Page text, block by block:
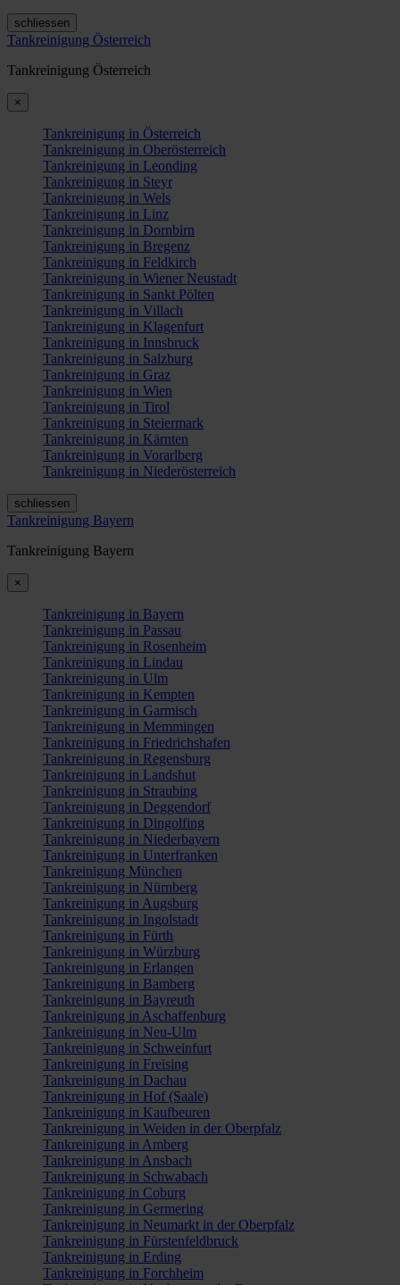
schliessen
Tankreinigung Österreich
Tankreinigung Österreich
×
Tankreinigung in Österreich
Tankreinigung in Oberösterreich
Tankreinigung in Leonding
Tankreinigung in Steyr
Tankreinigung in Wels
Tankreinigung in Linz
Tankreinigung in Dornbirn
Tankreinigung in Bregenz
Tankreinigung in Feldkirch
Tankreinigung in Wiener Neustadt
Tankreinigung in Sankt Pölten
Tankreinigung in Villach
Tankreinigung in Klagenfurt
Tankreinigung in Innsbruck
Tankreinigung in Salzburg
Tankreinigung in Graz
Tankreinigung in Wien
Tankreinigung in Tirol
Tankreinigung in Steiermark
Tankreinigung in Kärnten
Tankreinigung in Vorarlberg
Tankreinigung in Niederösterreich
schliessen
Tankreinigung Bayern
Tankreinigung Bayern
×
Tankreinigung in Bayern
Tankreinigung in Passau
Tankreinigung in Rosenheim
Tankreinigung in Lindau
Tankreinigung in Ulm
Tankreinigung in Kempten
Tankreinigung in Garmisch
Tankreinigung in Memmingen
Tankreinigung in Friedrichshafen
Tankreinigung in Regensburg
Tankreinigung in Landshut
Tankreinigung in Straubing
Tankreinigung in Deggendorf
Tankreinigung in Dingolfing
Tankreinigung in Niederbayern
Tankreinigung in Unterfranken
Tankreinigung München
Tankreinigung in Nürnberg
Tankreinigung in Augsburg
Tankreinigung in Ingolstadt
Tankreinigung in Fürth
Tankreinigung in Würzburg
Tankreinigung in Erlangen
Tankreinigung in Bamberg
Tankreinigung in Bayreuth
Tankreinigung in Aschaffenburg
Tankreinigung in Neu-Ulm
Tankreinigung in Schweinfurt
Tankreinigung in Freising
Tankreinigung in Dachau
Tankreinigung in Hof (Saale)
Tankreinigung in Kaufbeuren
Tankreinigung in Weiden in der Oberpfalz
Tankreinigung in Amberg
Tankreinigung in Ansbach
Tankreinigung in Schwabach
Tankreinigung in Coburg
Tankreinigung in Germering
Tankreinigung in Neumarkt in der Oberpfalz
Tankreinigung in Fürstenfeldbruck
Tankreinigung in Erding
Tankreinigung in Forchheim